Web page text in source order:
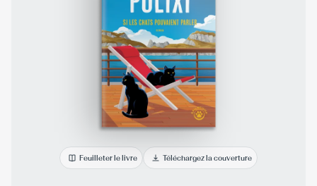
Feuilleter le livre Téléchargez la couverture